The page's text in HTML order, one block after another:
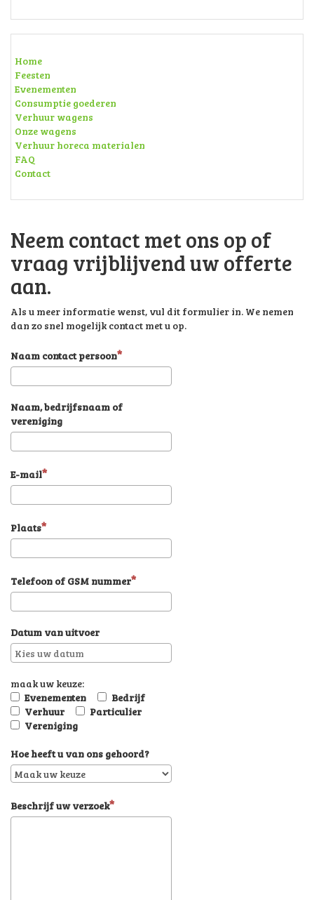
Home
Feesten
Evenementen
Consumptie goederen
Verhuur wagens
Onze wagens
Verhuur horeca materialen
FAQ
Contact
Neem contact met ons op of
vraag vrijblijvend uw offerte
aan.
Als u meer informatie wenst, vul dit formulier in. We nemen
dan zo snel mogelijk contact met u op.
Naam contact persoon
Naam, bedrijfsnaam of
vereniging
E-mail
Plaats
Telefoon of GSM nummer
Datum van uitvoer
maak uw keuze:
Evenementen
Bedrijf
Verhuur
Particulier
Vereniging
Hoe heeft u van ons gehoord?
Beschrijf uw verzoek